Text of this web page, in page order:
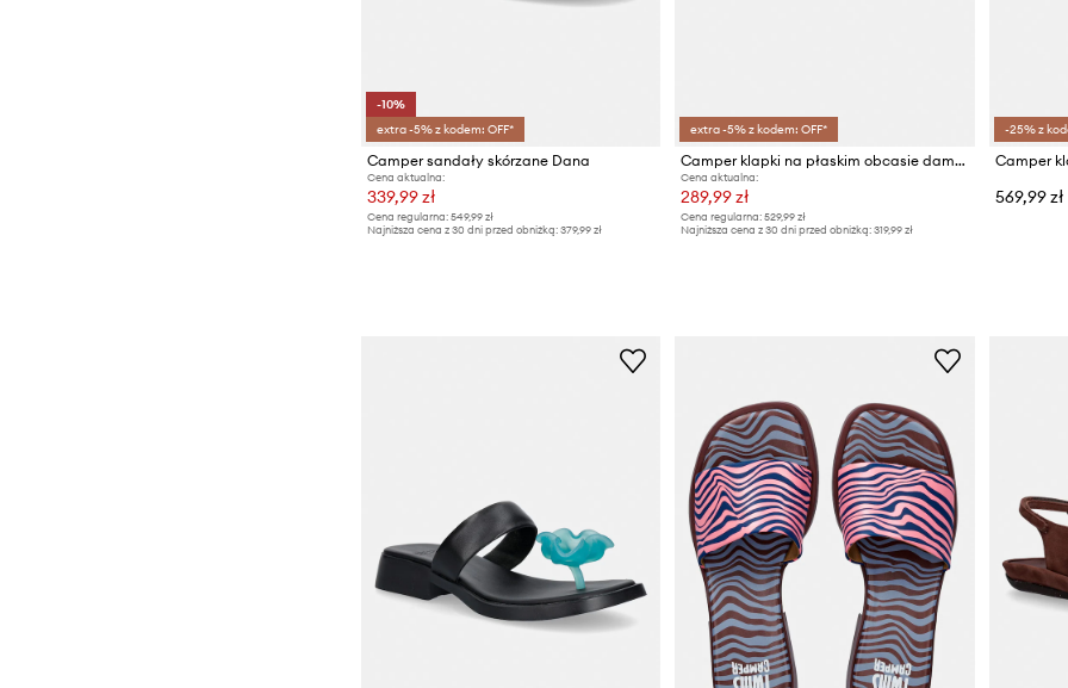
-10%
extra -5% z kodem: OFF*
Camper sandały skórzane Dana
Cena aktualna:
339,99 zł
Cena regularna: 549,99 zł
Najniższa cena z 30 dni przed obniżką: 379,99 zł
extra -5% z kodem: OFF*
Camper klapki na płaskim obcasie damskie skórzane Edy
Cena aktualna:
289,99 zł
Cena regularna: 529,99 zł
Najniższa cena z 30 dni przed obniżką: 319,99 zł
-25% z
569,99 zł